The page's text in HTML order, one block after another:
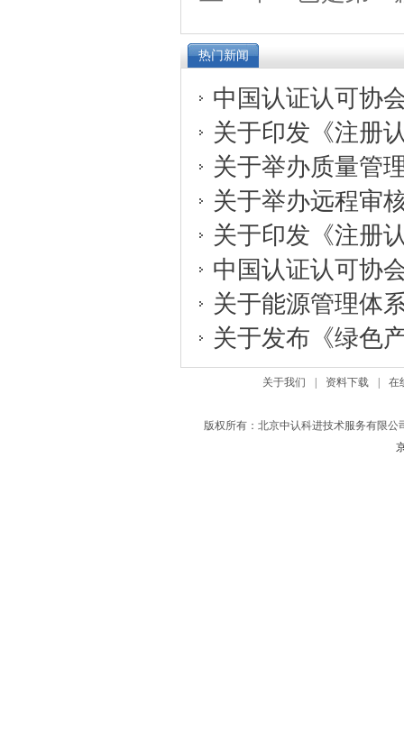
热门新闻
中国认证认可协
关于印发《注册
关于举办质量管
关于举办远程审
关于印发《注册
中国认证认可协
关于能源管理体
关于发布《绿色
关于我们 资料下载 在
版权所有：北京中认科进技术服务有限